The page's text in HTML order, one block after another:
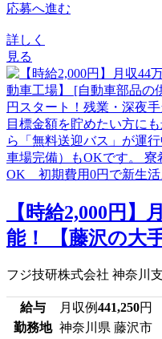
応募へ進む
詳しく
見る
【時給2,000円】
能！ 【藤沢の大
フジ技研株式会社 神奈川
給与 月収例441,250円
勤務地 神奈川県 藤沢市